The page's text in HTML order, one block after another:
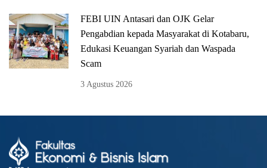
FEBI UIN Antasari dan OJK Gelar
Pengabdian kepada Masyarakat di Kotabaru,
Edukasi Keuangan Syariah dan Waspada
Scam
3 Agustus 2026